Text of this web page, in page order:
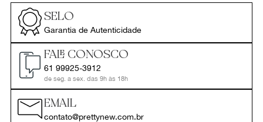
SELO
Garantia de Autenticidade
FALE CONOSCO
61 99925-3912
de seg. a sex. das 9h às 18h
EMAIL
contato@prettynew.com.br